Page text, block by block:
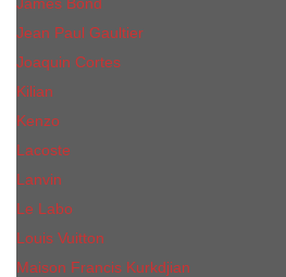
Jean Paul Gaultier
Joaquin Сortes
Kilian
Kenzo
Lacoste
Lanvin
Le Labo
Louis Vuitton
Maison Francis Kurkdjian